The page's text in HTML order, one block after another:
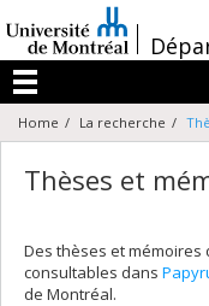
au
contenu
/
Menu
Home La recherche
Thèses et
Des thèses et
consultables dans
de Montréal.